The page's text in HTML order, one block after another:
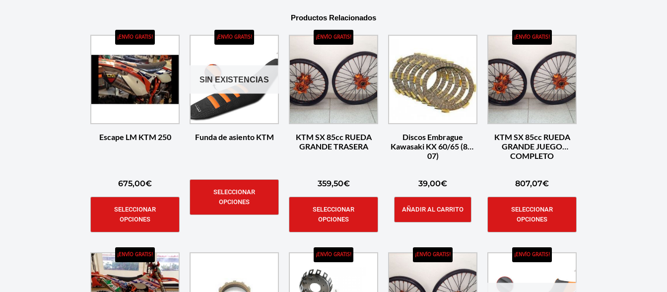
Productos Relacionados
¡ENVÍO GRATIS!
Escape LM KTM 250
675,00€
SELECCIONAR
OPCIONES
SIN EXISTENCIAS
¡ENVÍO GRATIS!
Funda de asiento KTM
SELECCIONAR
OPCIONES
¡ENVÍO GRATIS!
KTM SX 85cc RUEDA
GRANDE TRASERA
359,50€
SELECCIONAR
OPCIONES
Discos Embrague
Kawasaki KX 60/65 (88-
07)
39,00€
AÑADIR AL CARRITO
¡ENVÍO GRATIS!
KTM SX 85cc RUEDA
GRANDE JUEGO
COMPLETO
807,07€
SELECCIONAR
OPCIONES
¡ENVÍO GRATIS! ¡ENVÍO GRATIS! ¡ENVÍO GRATIS! ¡ENVÍO GRATIS!